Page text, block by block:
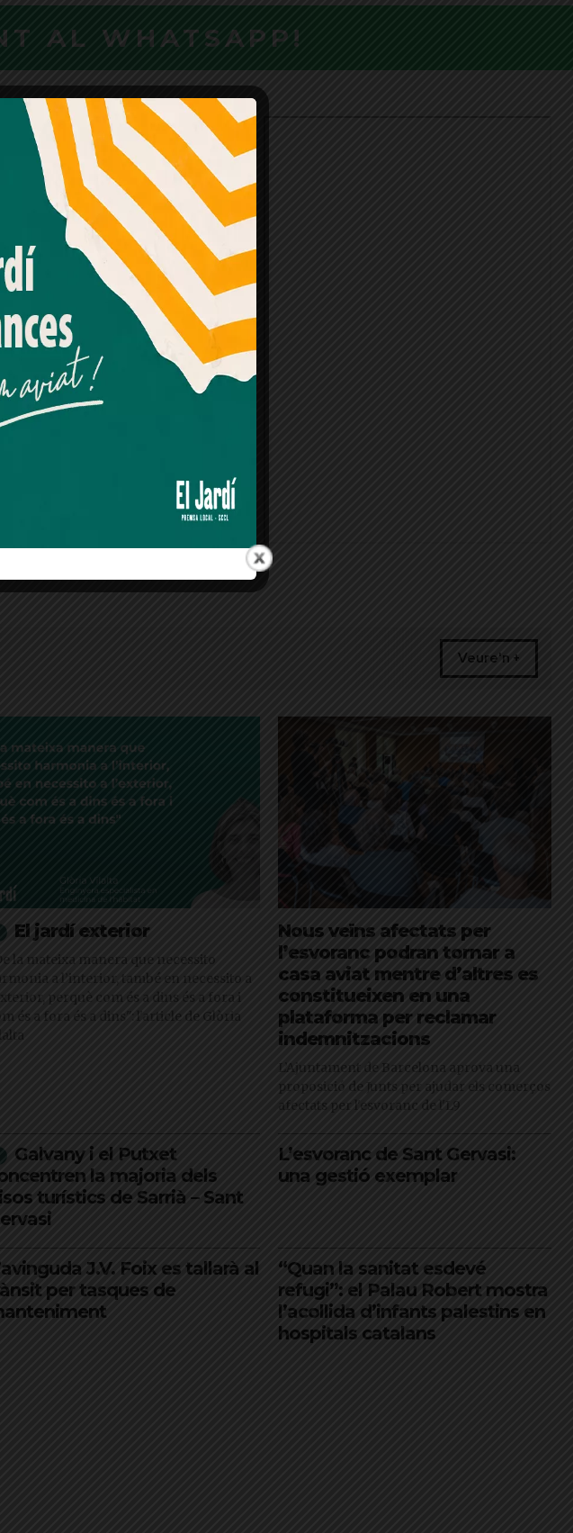
AL WHATSAPP!
Veure'n +
El jardí exterior
la mateixa manera que necessito
a l’interior, també en necessito a
perquè com és a dins és a fora i
és a fora és a dins": l'article de Glòria
Nous veïns afectats per
l’esvoranc podran tornar a
casa aviat mentre d’altres es
constitueixen en una
plataforma per reclamar
indemnitzacions
L’Ajuntament de Barcelona aprova una
proposició de Junts per ajudar els comerços
afectats per l'esvoranc de l'L9
Galvany i el Putxet
la majoria dels
turístics de Sarrià – Sant
L’esvoranc de Sant Gervasi:
una gestió exemplar
J.V. Foix es tallarà al
per tasques de
“Quan la sanitat esdevé
refugi”: el Palau Robert mostra
l’acollida d’infants palestins en
hospitals catalans
galetes o
accedir i
visita a aquest lloc
o oposar-se al
legítims en
de cookies" o a la
lloc web. Si cliques
Rebutjar tot
el Jardí, dona el seu
comunicacions
el servei. Aquest
qualsevol moment
a tots els correus.